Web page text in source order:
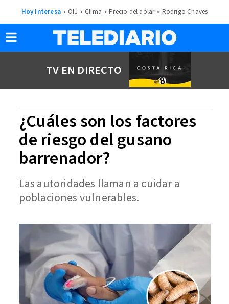
Hoy Interesa OIJ Clima Precio del dólar Rodrigo Chaves
TV EN DIRECTO
¿Cuáles son los factores
de riesgo del gusano
barrenador?
Las autoridades llaman a cuidar a
poblaciones vulnerables.